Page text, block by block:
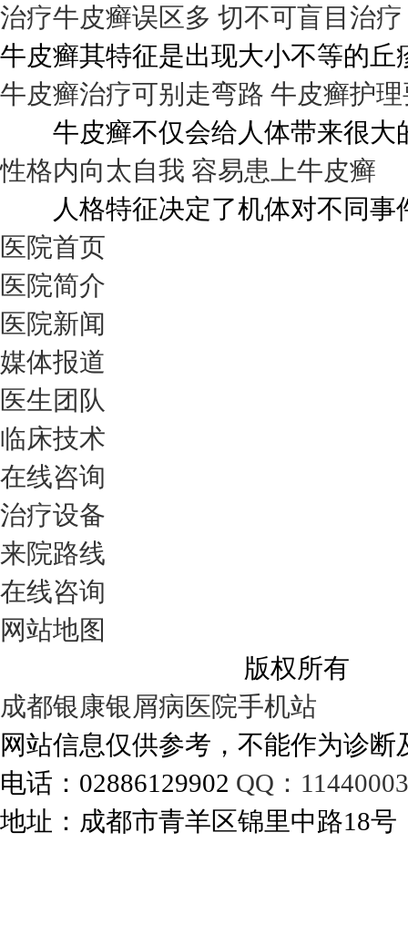
治疗牛皮癣误区多 切不可盲目治疗
牛皮癣其特征是出现大小不等的丘
牛皮癣治疗可别走弯路 牛皮癣护
牛皮癣不仅会给人体带来很大
性格内向太自我 容易患上牛皮癣
人格特征决定了机体对不同事
医院首页
医院简介
医院新闻
媒体报道
医生团队
临床技术
在线咨询
治疗设备
来院路线
在线咨询
网站地图
版权所有
成都银康银屑病医院手机站
网站信息仅供参考，不能作为诊
电话：02886129902 QQ：
地址：成都市青羊区锦里中路18